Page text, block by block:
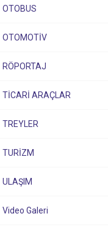
OTOBUS
OTOMOTİV
RÖPORTAJ
TİCARİ ARAÇLAR
TREYLER
TURİZM
ULAŞIM
Video Galeri